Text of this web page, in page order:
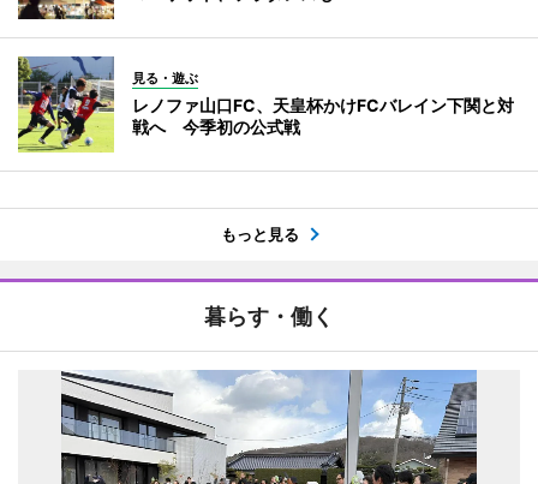
見る・遊ぶ
レノファ山口FC、天皇杯かけFCバレイン下関と対
戦へ 今季初の公式戦
もっと見る
暮らす・働く